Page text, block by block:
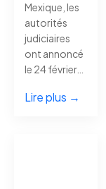
Mexique, les
autorités
judiciaires
ont annoncé
le 24 février…
Lire plus →